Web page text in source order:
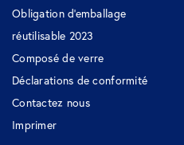
Obligation d'emballage
réutilisable 2023
Composé de verre
Déclarations de conformité
Contactez nous
Imprimer